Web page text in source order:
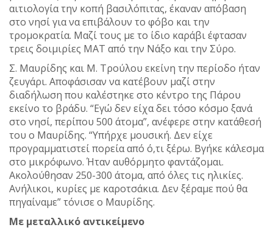
αιτιολογία την κοπή βασιλόπιτας, έκαναν απόβαση
στο νησί για να επιβάλουν το φόβο και την
τρομοκρατία. Μαζί τους με το ίδιο καράβι έφτασαν
τρεις δοιμιρίες ΜΑΤ από την Νάξο και την Σύρο.
Σ. Μαυρίδης και Μ. Τρούλου εκείνη την περίοδο ήταν
ζευγάρι. Αποφάσισαν να κατέβουν μαζί στην
διαδήλωση που καλέστηκε στο κέντρο της Πάρου
εκείνο το βράδυ. “Εγώ δεν είχα δει τόσο κόσμο ξανά
στο νησί, περίπου 500 άτομα”, ανέφερε στην κατάθεσή
του ο Μαυρίδης. “Υπήρχε μουσική. Δεν είχε
προγραμματιστεί πορεία από ό,τι ξέρω. Βγήκε κάλεσμα
στο μικρόφωνο. Ήταν αυθόρμητο φαντάζομαι.
Ακολούθησαν 250-300 άτομα, από όλες τις ηλικίες.
Ανήλικοι, κυρίες με καροτσάκια. Δεν ξέραμε πού θα
πηγαίναμε” τόνισε ο Μαυρίδης.
Με μεταλλικό αντικείμενο